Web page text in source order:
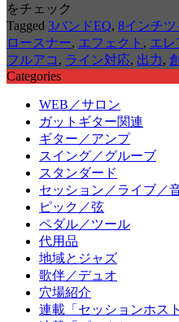
をチェック
Tagged 3バンドEQ, 8インチ
ロースナー, エフェクト , エレ
フルアコ , ライン対応, 出力,
Categories
WEB／サロン
ガットギター関連
ギター／アンプ
スイング／グルーブ
スタンダード
セッション／ライブ／
ピック／弦
ペダル／ツール
代用品
地域とジャズ
歌伴／デュオ
穴場紹介
連載「セッションホス